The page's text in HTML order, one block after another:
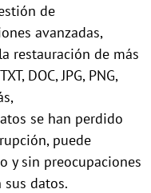
de
avanzadas,
restauración de más
DOC, JPG, PNG,
se han perdido
puede
y sin preocupaciones
sus datos.